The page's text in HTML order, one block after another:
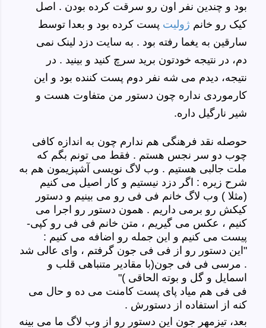
بود و چندین نفر اون رو سرقت کرده بودن . اصل
کیک رو خانم ژولیت پست کرده بود و بعدا توسط
سارقین به یغما رفته بود . به سایت دزد لینک نمی
دم، در نتیجه خودتون برید سرچ کنید و بینید . در
نتیجه، دیدم می شه نفر دوم پست کننده بود و این
کارموردی نداره چون دستور من متفاوت هست و
شیر نارگیل داره.
حوصله نقد فرهنگی هم ندارم چون به اندازه کافی
چوب دو سر نجس هستم . فقط می تونم بگم که
ملت جالبی هستیم . وب لاگ نویسی آشپزیمون هم به
شرح زیره : اگر دزد نیستیم و کار اصیل می کنیم
(مثلا ) وب لاگ خانم فی فی رو می بینیم و دستور
کیکش رو برمی داریم . همون دستور رو اجرا می
کنیم ، عکس می گیریم ، متن خانم فی فی رو کپی-
پیست می کنیم و این جمله رو اضافه می کنیم :
"این دستور رو از فی فی جون گرفتم ، وای عالی شد
. مرسی فی فی جون(با مقادیر متنباهی قلب و
اسمایل و گل و بوته الحاقی )"
فی فی هم میاد پای پست کامنت می ده و حال می
کنه از استفاده از دستورش .
بعد، تیزمهر جون این دستور رو از وب لاگ ما می بینه